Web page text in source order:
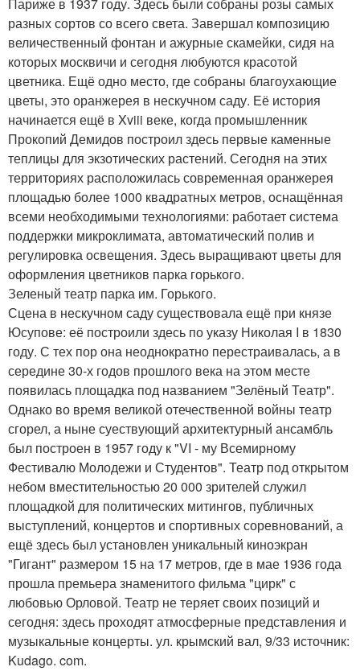
Париже в 1937 году. Здесь были собраны розы самых
разных сортов со всего света. Завершал композицию
величественный фонтан и ажурные скамейки, сидя на
которых москвичи и сегодня любуются красотой
цветника. Ещё одно место, где собраны благоухающие
цветы, это оранжерея в нескучном саду. Её история
начинается ещё в Xviii веке, когда промышленник
Прокопий Демидов построил здесь первые каменные
теплицы для экзотических растений. Сегодня на этих
территориях расположилась современная оранжерея
площадью более 1000 квадратных метров, оснащённая
всеми необходимыми технологиями: работает система
поддержки микроклимата, автоматический полив и
регулировка освещения. Здесь выращивают цветы для
оформления цветников парка горького.
Зеленый театр парка им. Горького.
Сцена в нескучном саду существовала ещё при князе
Юсупове: её построили здесь по указу Николая I в 1830
году. С тех пор она неоднократно перестраивалась, а в
середине 30-х годов прошлого века на этом месте
появилась площадка под названием "Зелёный Театр".
Однако во время великой отечественной войны театр
сгорел, а ныне суествующий архитектурный ансамбль
был построен в 1957 году к "VI - му Всемирному
Фестивалю Молодежи и Студентов". Театр под открытом
небом вместительностью 20 000 зрителей служил
площадкой для политических митингов, публичных
выступлений, концертов и спортивных соревнований, а
ещё здесь был установлен уникальный киноэкран
"Гигант" размером 15 на 17 метров, где в мае 1936 года
прошла премьера знаменитого фильма "цирк" с
любовью Орловой. Театр не теряет своих позиций и
сегодня: здесь проходят атмосферные представления и
музыкальные концерты. ул. крымский вал, 9/33 источник:
Kudago. com.